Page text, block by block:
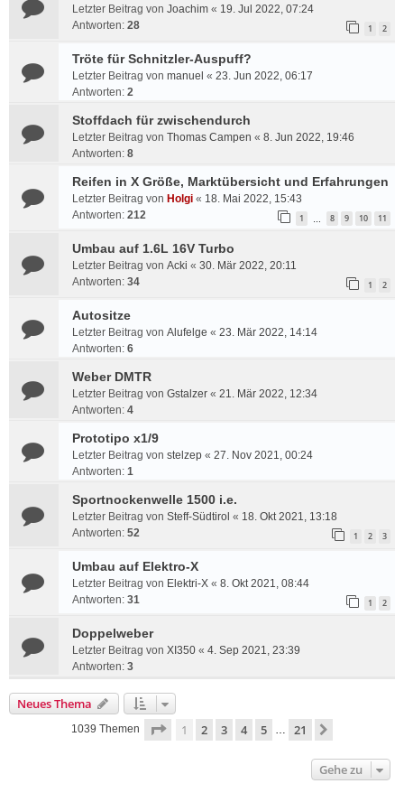
Letzter Beitrag von Joachim « 19. Jul 2022, 07:24
Antworten: 28 1 2
Tröte für Schnitzler-Auspuff?
Letzter Beitrag von manuel « 23. Jun 2022, 06:17
Antworten: 2
Stoffdach für zwischendurch
Letzter Beitrag von Thomas Campen « 8. Jun 2022, 19:46
Antworten: 8
Reifen in X Größe, Marktübersicht und Erfahrungen
Letzter Beitrag von Holgi « 18. Mai 2022, 15:43
Antworten: 212 1 8 9 10 11
Umbau auf 1.6L 16V Turbo
Letzter Beitrag von Acki « 30. Mär 2022, 20:11
Antworten: 34 1 2
Autositze
Letzter Beitrag von Alufelge « 23. Mär 2022, 14:14
Antworten: 6
Weber DMTR
Letzter Beitrag von Gstalzer « 21. Mär 2022, 12:34
Antworten: 4
Prototipo x1/9
Letzter Beitrag von stelzep « 27. Nov 2021, 00:24
Antworten: 1
Sportnockenwelle 1500 i.e.
Letzter Beitrag von Steff-Südtirol « 18. Okt 2021, 13:18
Antworten: 52 1 2 3
Umbau auf Elektro-X
Letzter Beitrag von Elektri-X « 8. Okt 2021, 08:44
Antworten: 31 1 2
Doppelweber
Letzter Beitrag von XI350 « 4. Sep 2021, 23:39
Antworten: 3
Neues Thema
1039 Themen Seite 1von 21
1 2 3 4 5 … 21
Gehe zu